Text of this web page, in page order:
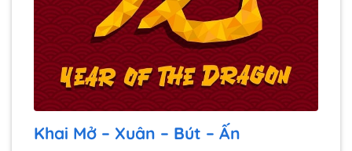
Khai Mở – Xuân – Bút – Ấn